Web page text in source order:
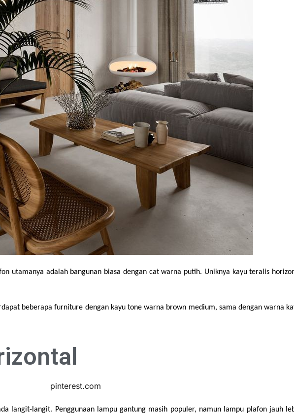
utamanya adalah bangunan biasa dengan cat warna putih. Uniknya kayu teralis
beberapa furniture dengan kayu tone warna brown medium, sama dengan warna
langit-langit. Penggunaan lampu gantung masih populer, namun lampu plafon jauh